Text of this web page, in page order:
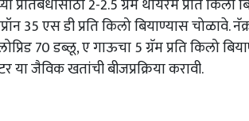
प्रतिबंधासाठी 2-2.5 ग्रॅम थायरम प्रति
35 एस डी प्रति किलो बियाण्यास चोळावे.
70 डब्लू, ए गाऊचा 5 ग्रॅम प्रति किलो
या जैविक खतांची बीजप्रक्रिया करावी.